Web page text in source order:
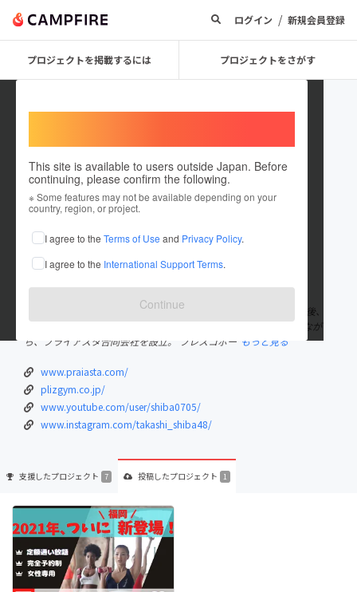
ログイン / 新規会員登録
プロジェクトを掲載するには プロジェクトをさがす
This site is available to users outside Japan. Before
continuing, please confirm the following.
※ Some features may not be available depending on your
country, region, or project.
I agree to the Terms of Use and Privacy Policy.
I agree to the International Support Terms.
Continue
Takashi Shiba
これまでに7回支援して1件のプロジェクトを投稿しています
在住国：日本 現在地：福岡県
出身国：日本 出身地：埼玉県
株式会社プリッツジム 代表取締役。 早稲田大学政治経済学部卒業後、
旅行代理店へ就職。 現職は東京のIT広告代理店の社員として働きなが
ら、プライアスタ合同会社を設立。 フレスコボー もっと見る
www.praiasta.com/
plizgym.co.jp/
www.youtube.com/user/shiba0705/
www.instagram.com/takashi_shiba48/
支援したプロジェクト 7 投稿したプロジェクト 1